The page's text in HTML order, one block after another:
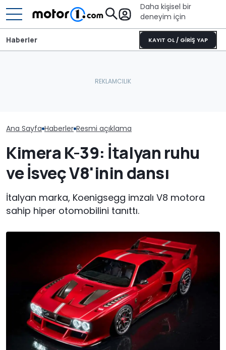
Daha kişisel bir
deneyim için
KAYIT OL / GİRİŞ YAP
Haberler
Ana Sayfa Haberler Resmi açıklama
Kimera K-39: İtalyan ruhu
ve İsveç V8'inin dansı
İtalyan marka, Koenigsegg imzalı V8 motora
sahip hiper otomobilini tanıttı.